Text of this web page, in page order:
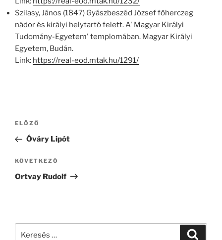
Szilasy, János (1847) Gyászbeszéd József főherczeg
nádor és királyi helytartó felett. A' Magyar Királyi
Tudomány-Egyetem' templomában. Magyar Királyi
Egyetem, Budán.
Link: https://real-eod.mtak.hu/1291/
Bejegyzés
navigáció
Korábbi
bejegyzés
ELŐZŐ
Óváry Lipót
Következő
bejegyzés
KÖVETKEZŐ
Ortvay Rudolf